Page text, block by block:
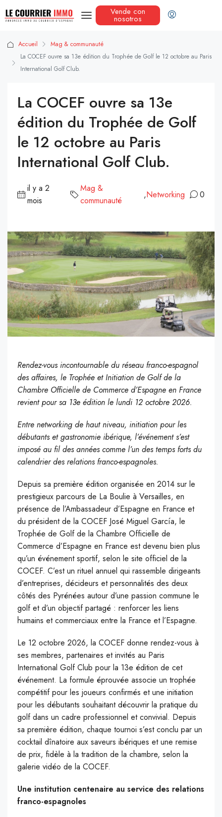
Vende con
nosotros
Accueil
Mag & communauté
La COCEF ouvre sa 13e édition du Trophée de Golf le 12 octobre au Paris
International Golf Club.
La COCEF ouvre sa 13e
édition du Trophée de Golf
le 12 octobre au Paris
International Golf Club.
il y a 2
mois
Mag &
communauté
,Networking 0
Rendez-vous incontournable du réseau franco-espagnol
des affaires, le Trophée et Initiation de Golf de la
Chambre Officielle de Commerce d’Espagne en France
revient pour sa 13e édition le lundi 12 octobre 2026.
Entre networking de haut niveau, initiation pour les
débutants et gastronomie ibérique, l’événement s’est
imposé au fil des années comme l’un des temps forts du
calendrier des relations franco-espagnoles.
Depuis sa première édition organisée en 2014 sur le
prestigieux parcours de La Boulie à Versailles, en
présence de l’Ambassadeur d’Espagne en France et
du président de la COCEF José Miguel García, le
Trophée de Golf de la Chambre Officielle de
Commerce d’Espagne en France est devenu bien plus
qu’un événement sportif, selon le site officiel de la
COCEF. C’est un rituel annuel qui rassemble dirigeants
d’entreprises, décideurs et personnalités des deux
côtés des Pyrénées autour d’une passion commune le
golf et d’un objectif partagé : renforcer les liens
humains et commerciaux entre la France et l’Espagne.
Le 12 octobre 2026, la COCEF donne rendez-vous à
ses membres, partenaires et invités au Paris
International Golf Club pour la 13e édition de cet
événement. La formule éprouvée associe un trophée
compétitif pour les joueurs confirmés et une initiation
pour les débutants souhaitant découvrir la pratique du
golf dans un cadre professionnel et convivial. Depuis
sa première édition, chaque tournoi s’est conclu par un
cocktail dînatoire aux saveurs ibériques et une remise
de prix, fidèle à la tradition de la chambre, selon la
galerie vidéo de la COCEF.
Une institution centenaire au service des relations
franco-espagnoles